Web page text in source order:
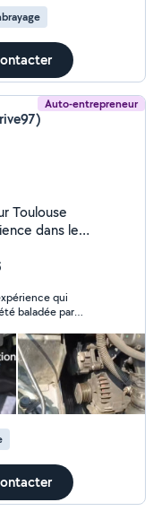
Auto-entrepreneur
Toulouse
dans le
véhicule
shampooing,
qui
par
l'alternateur
la vraie panne
de chez
j'ai économisé
votre
Je le